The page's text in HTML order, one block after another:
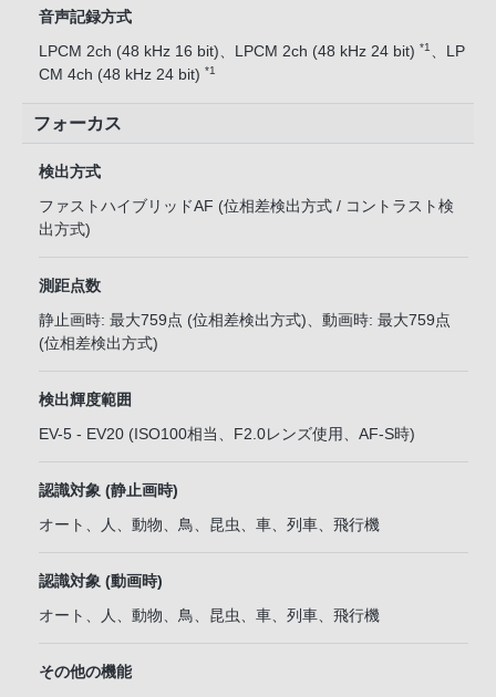
音声記録方式
LPCM 2ch (48 kHz 16 bit)、LPCM 2ch (48 kHz 24 bit) *1 、LP
CM 4ch (48 kHz 24 bit) *1
フォーカス
検出方式
ファストハイブリッドAF (位相差検出方式 / コントラスト検
出方式)
測距点数
静止画時: 最大759点 (位相差検出方式)、動画時: 最大759点
(位相差検出方式)
検出輝度範囲
EV-5 - EV20 (ISO100相当、F2.0レンズ使用、AF-S時)
認識対象 (静止画時)
オート、人、動物、鳥、昆虫、車、列車、飛行機
認識対象 (動画時)
オート、人、動物、鳥、昆虫、車、列車、飛行機
その他の機能